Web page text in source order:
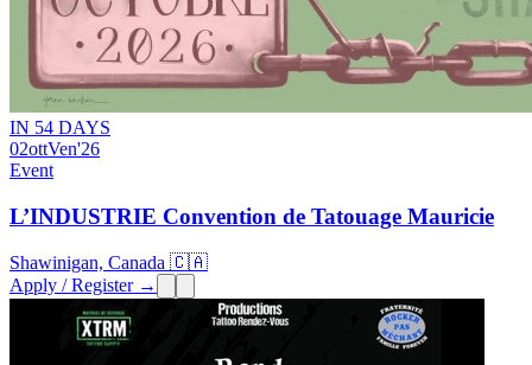
IN 54 DAYS
02ottVen'26
Event
L’INDUSTRIE Convention de Tatouage Mauricie
Shawinigan, Canada 🇨🇦
Apply / Register →